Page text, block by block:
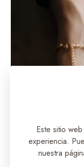
Este sitio
experiencia.
nuestra